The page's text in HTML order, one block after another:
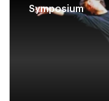
Symposium